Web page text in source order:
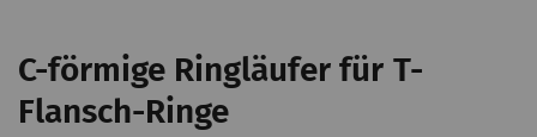
C-förmige Ringläufer für T-
Flansch-Ringe